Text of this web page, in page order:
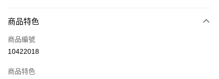
icash Pay
信用卡一次付款
商品特色
商品編號
10422018
商品特色